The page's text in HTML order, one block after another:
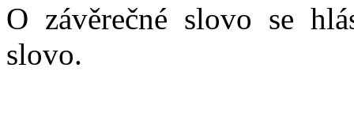
O závěrečné slovo se
slovo.